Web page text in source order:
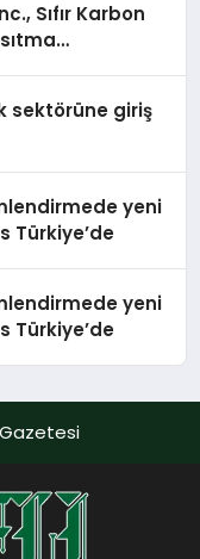
Sıfır Karbon
sektörüne giriş
yeni
Türkiye’de
yeni
Türkiye’de